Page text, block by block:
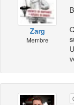
Zarg
Membre